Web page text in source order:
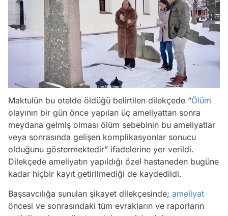
Maktulün bu otelde öldüğü belirtilen dilekçede “Ölüm
olayının bir gün önce yapılan üç ameliyattan sonra
meydana gelmiş olması ölüm sebebinin bu ameliyatlar
veya sonrasında gelişen komplikasyonlar sonucu
olduğunu göstermektedir” ifadelerine yer verildi.
Dilekçede ameliyatın yapıldığı özel hastaneden bugüne
kadar hiçbir kayıt getirilmediği de kaydedildi.
Başsavcılığa sunulan şikayet dilekçesinde; ameliyat
öncesi ve sonrasındaki tüm evrakların ve raporların